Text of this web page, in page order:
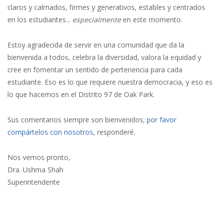
claros y calmados, firmes y generativos, estables y centrados
en los estudiantes... especialmenteen este momento.
Estoy agradecida de servir en una comunidad que da la
bienvenida a todos, celebra la diversidad, valora la equidad y
cree en fomentar un sentido de pertenencia para cada
estudiante. Eso es lo que requiere nuestra democracia, y eso es
lo que hacemos en el Distrito 97 de Oak Park.
Sus comentarios siempre son bienvenidos; por favor
compártelos con nosotros, responderé.
Nos vemos pronto,
Dra. Ushma Shah
Superintendente